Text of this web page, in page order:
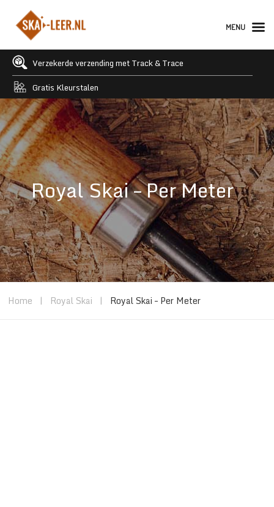
Verzekerde verzending met Track & Trace
Gratis Kleurstalen
Royal Skai – Per Meter
Home | Royal Skai | Royal Skai – Per Meter
MENU